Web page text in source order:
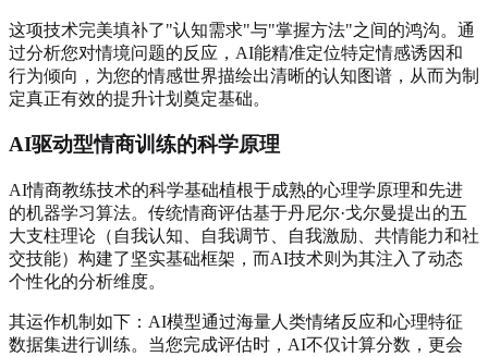
这项技术完美填补了"认知需求"与"掌握方法"之间的鸿沟。通
过分析您对情境问题的反应，AI能精准定位特定情感诱因和
行为倾向，为您的情感世界描绘出清晰的认知图谱，从而为制
定真正有效的提升计划奠定基础。
AI驱动型情商训练的科学原理
AI情商教练技术的科学基础植根于成熟的心理学原理和先进
的机器学习算法。传统情商评估基于丹尼尔·戈尔曼提出的五
大支柱理论（自我认知、自我调节、自我激励、共情能力和社
交技能）构建了坚实基础框架，而AI技术则为其注入了动态
个性化的分析维度。
其运作机制如下：AI模型通过海量人类情绪反应和心理特征
数据集进行训练。当您完成评估时，AI不仅计算分数，更会